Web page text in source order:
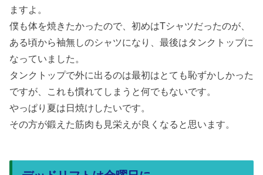
ますよ。
僕も体を焼きたかったので、初めはTシャツだったのが、
ある頃から袖無しのシャツになり、最後はタンクトップに
なっていました。
タンクトップで外に出るのは最初はとても恥ずかしかった
ですが、これも慣れてしまうと何でもないです。
やっぱり夏は日焼けしたいです。
その方が鍛えた筋肉も見栄えが良くなると思います。